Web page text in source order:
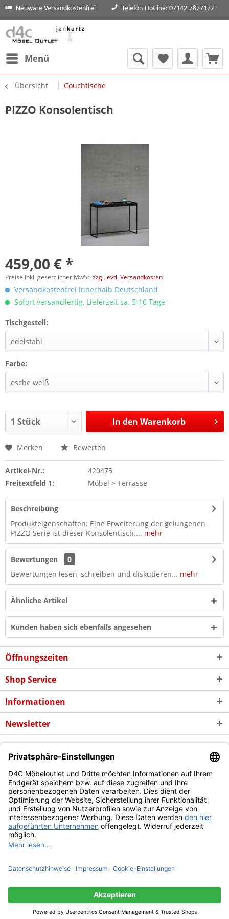
Neuware Versandkostenfrei Telefon-Hotline: 07142-7877177
Menü
Übersicht Couchtische
PIZZO Konsolentisch
459,00 € *
Preise inkl. gesetzlicher MwSt.zzgl. evtl. Versandkosten
Versandkostenfrei innerhalb Deutschland
Sofort versandfertig, Lieferzeit ca. 5-10 Tage
Tischgestell:
Farbe:
In den Warenkorb
Merken Bewerten
Artikel-Nr.:
420475
Freitextfeld 1:
Möbel > Terrasse
Beschreibung
Produkteigenschaften: Eine Erweiterung der gelungenen
PIZZO Serie ist dieser Konsolentisch.... mehr
Bewertungen
0
Bewertungen lesen, schreiben und diskutieren... mehr
Ähnliche Artikel
Kunden haben sich ebenfalls angesehen
Öffnungszeiten
Shop Service
Informationen
Newsletter
* Alle Preise inkl. gesetzl. Mehrwertsteuer zzgl. evtl.
und
ggf. Nachnahmegebühren, wenn nicht anders beschrieben
Copyright © d4c Möbel Outlet - Alle Rechte vorbehalten
Diese Website benutzt Cookies, die für den technischen Betrieb
der Website erforderlich sind und stets gesetzt werden.
Andere Cookies, die den Komfort bei Benutzung dieser Website
erhöhen, der Direktwerbung dienen oder die Interaktion mit
sollen, werden nur mit Ihrer Zustimmung gesetzt.
Ablehnen Alle akzeptieren Konfigurieren